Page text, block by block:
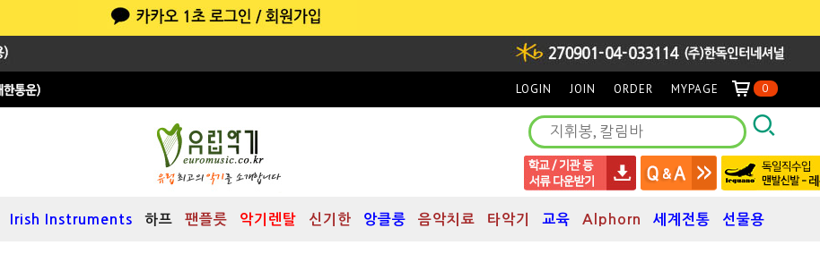
LOGIN JOIN ORDER MYPAGE 0
Irish Instruments 하프 팬플릇 악기렌탈 신기한 앙클룽 음악치료 타악기 교육 Alphorn 세계전통 선물용